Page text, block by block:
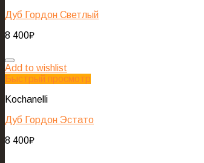
Дуб Гордон Светлый
8 400₽
Add to wishlist
Быстрый просмотр
Kochanelli
Дуб Гордон Эстато
8 400₽